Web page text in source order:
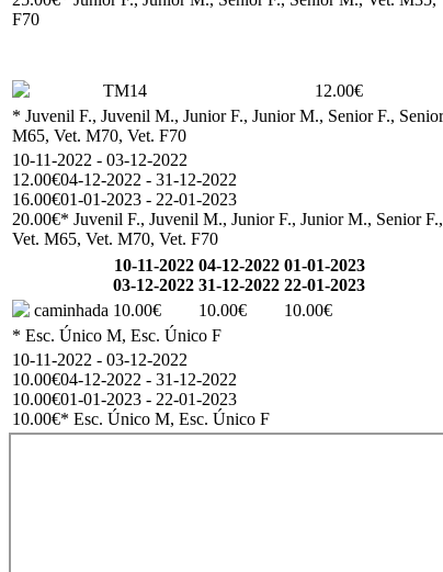
F70
TM14
12.00€
* Juvenil F., Juvenil M., Junior F., Junior M., Senior F.,
M65, Vet. M70, Vet. F70
10-11-2022 - 03-12-2022
12.00€04-12-2022 - 31-12-2022
16.00€01-01-2023 - 22-01-2023
20.00€* Juvenil F., Juvenil M., Junior F., Junior M., Senior
Vet. M65, Vet. M70, Vet. F70
10-11-2022
03-12-2022
04-12-2022
31-12-2022
01-01-2023
22-01-2023
caminhada 10.00€ 10.00€
10.00€
* Esc. Único M, Esc. Único F
10-11-2022 - 03-12-2022
10.00€04-12-2022 - 31-12-2022
10.00€01-01-2023 - 22-01-2023
10.00€* Esc. Único M, Esc. Único F